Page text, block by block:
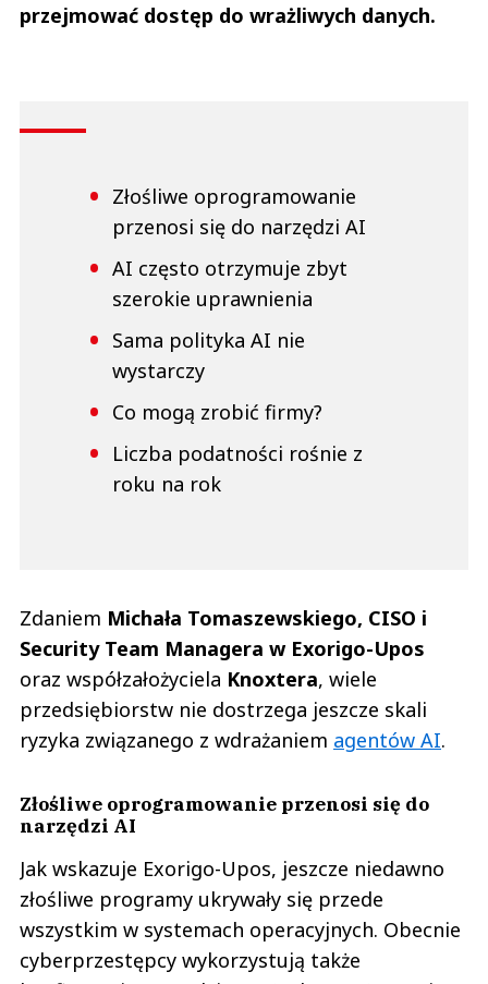
przejmować dostęp do wrażliwych danych.
Złośliwe oprogramowanie
przenosi się do narzędzi AI
AI często otrzymuje zbyt
szerokie uprawnienia
Sama polityka AI nie
wystarczy
Co mogą zrobić firmy?
Liczba podatności rośnie z
roku na rok
Zdaniem Michała Tomaszewskiego, CISO i
Security Team Managera w Exorigo-Upos
oraz współzałożyciela Knoxtera, wiele
przedsiębiorstw nie dostrzega jeszcze skali
ryzyka związanego z wdrażaniem agentów AI.
Złośliwe oprogramowanie przenosi się do
narzędzi AI
Jak wskazuje Exorigo-Upos, jeszcze niedawno
złośliwe programy ukrywały się przede
wszystkim w systemach operacyjnych. Obecnie
cyberprzestępcy wykorzystują także